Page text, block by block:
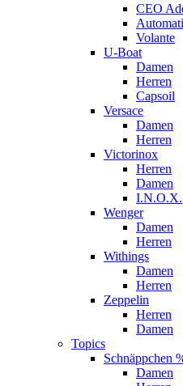
CEO
Volante
U-Boat
Damen
Herren
Capsoil
Versace
Damen
Herren
Victorinox
Herren
Damen
I.N.O.X.
Wenger
Damen
Herren
Withings
Damen
Herren
Zeppelin
Herren
Damen
Topics
Schnäppchen
Damen